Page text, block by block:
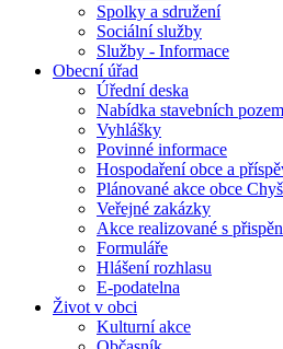
Spolky a sdružení
Sociální služby
Služby - Informace
Obecní úřad
Úřední deska
Nabídka stavebních
Vyhlášky
Povinné informace
Hospodaření obce a
Plánované akce obce
Veřejné zakázky
Akce realizované s
Formuláře
Hlášení rozhlasu
E-podatelna
Život v obci
Kulturní akce